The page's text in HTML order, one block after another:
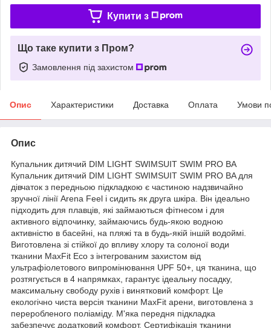
Купити з
Що таке купити з Пром?
Замовлення під захистом
Опис Характеристики Доставка Оплата Умови
Опис
Купальник дитячий DIM LIGHT SWIMSUIT SWIM PRO BA
Купальник дитячий DIM LIGHT SWIMSUIT SWIM PRO BA для
дівчаток з передньою підкладкою є частиною надзвичайно
зручної лінії Arena Feel і сидить як друга шкіра. Він ідеально
підходить для плавців, які займаються фітнесом і для
активного відпочинку, займаючись будь-якою водною
активністю в басейні, на пляжі та в будь-якій іншій водоймі.
Виготовлена зі стійкої до впливу хлору та солоної води
тканини MaxFit Eco з інтегрованим захистом від
ультрафіолетового випромінювання UPF 50+, ця тканина, що
розтягується в 4 напрямках, гарантує ідеальну посадку,
максимальну свободу рухів і винятковий комфорт. Це
екологічно чиста версія тканини MaxFit арени, виготовлена з
переробленого поліаміду. М'яка передня підкладка
забезпечує додатковий комфорт. Сертифікація тканини